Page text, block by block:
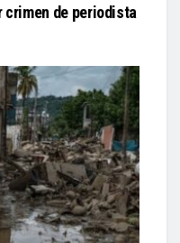
de periodista